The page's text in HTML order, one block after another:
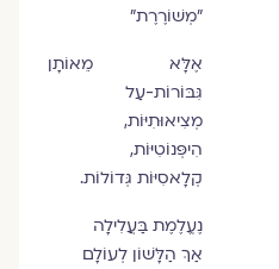
"מְשׁוֹרֶרֶת"
אֶלָּא מֵאוֹתָן
גִּבּוֹרוֹת-עַל
מְצִיאוּתִיּוֹת,
הִיפְּנוֹטִיּוֹת,
קְלָאסִיּוֹת גְּדוֹלוֹת.
נֶעֱלֶמֶת בַּעֲלִילָה
אַךְ הַלָּשׁוֹן לְעוֹלָם